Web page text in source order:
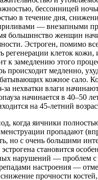
бессонницей
в течение дня,
— внезапными
большинство женщин
Эстроген, помимо
регенерации клеток
к замедлению этого
происходит медленно,
кожное сало.
за нехватки влаги
начинается в 40–50
на 45-летний
когда яичники
пропадают
но с очень большими
становится
нарушений — проблем с
настроения —
прочности